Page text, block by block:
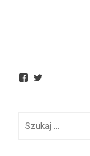
ViewView